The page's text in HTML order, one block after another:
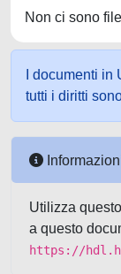
Non ci sono
I documenti
tutti i diritti
Utilizza
a questo
https://